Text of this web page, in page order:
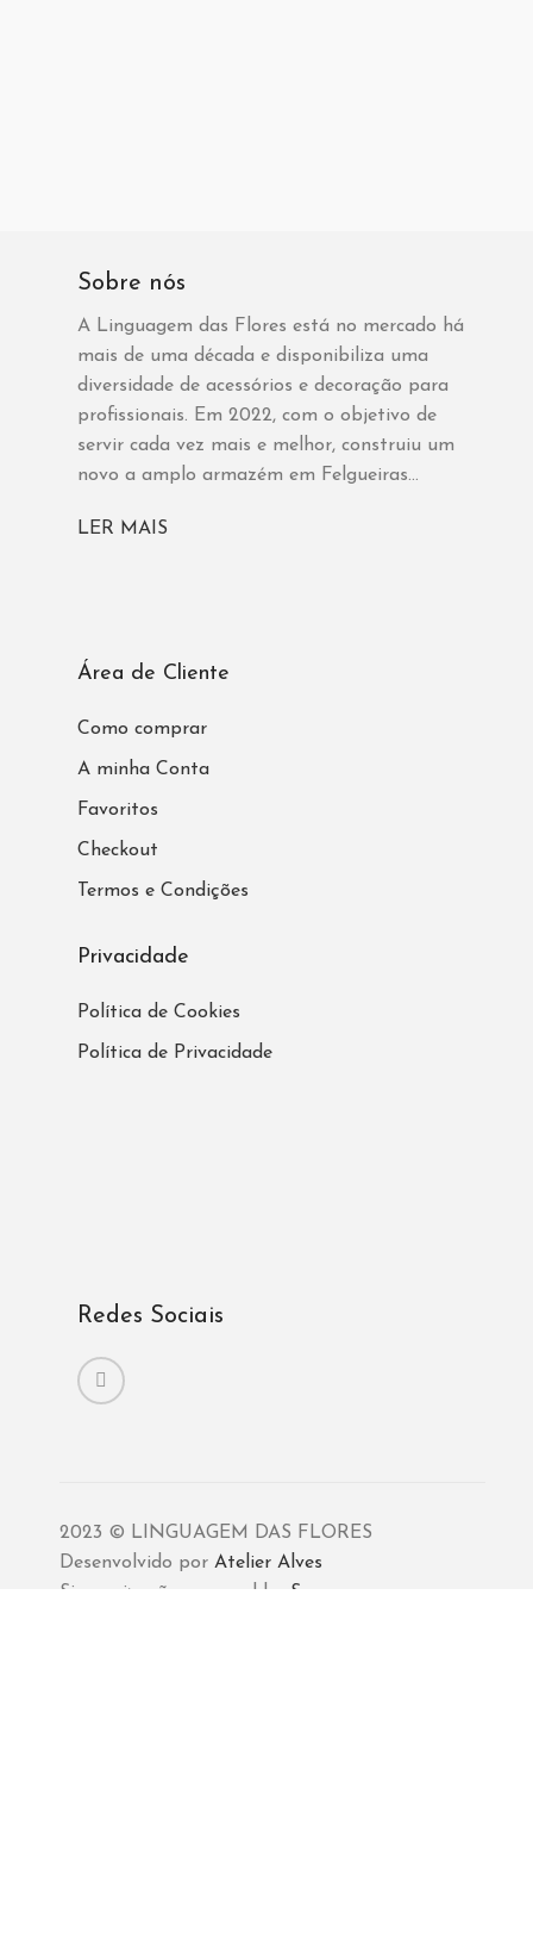
Sobre nós
A Linguagem das Flores está no mercado há
mais de uma década e disponibiliza uma
diversidade de acessórios e decoração para
profissionais. Em 2022, com o objetivo de
servir cada vez mais e melhor, construiu um
novo a amplo armazém em Felgueiras...
LER MAIS
Área de Cliente
Como comprar
A minha Conta
Favoritos
Checkout
Termos e Condições
Privacidade
Política de Cookies
Política de Privacidade
Redes Sociais
2023 © LINGUAGEM DAS FLORES
Desenvolvido por Atelier Alves
Sincronização powered by Sync+